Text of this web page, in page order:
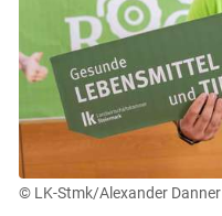
© LK-Stmk/Alexander Danner